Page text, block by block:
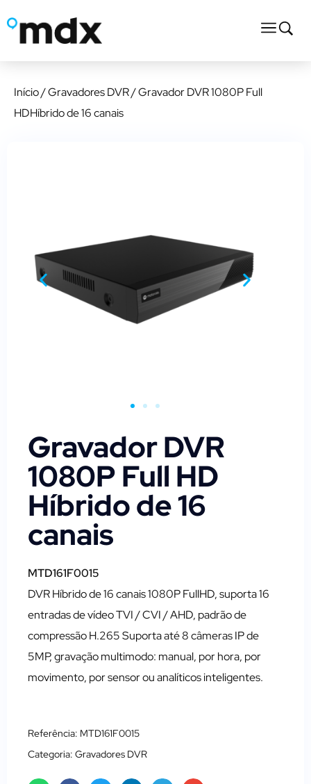
Início/Gravadores DVR/ Gravador DVR 1080P Full
HDHíbrido de 16 canais
Gravador DVR
1080P Full HD
Híbrido de 16
canais
MTD161F0015
DVR Híbrido de 16 canais 1080P FullHD, suporta 16
entradas de vídeo TVI / CVI / AHD, padrão de
compressão H.265 Suporta até 8 câmeras IP de
5MP, gravação multimodo: manual, por hora, por
movimento, por sensor ou analíticos inteligentes.
Referência: MTD161F0015
Categoria: Gravadores DVR